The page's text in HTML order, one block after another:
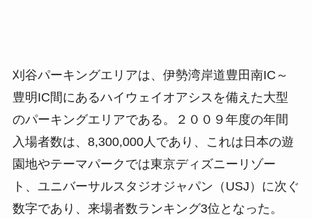
刈谷パーキングエリアは、伊勢湾岸道豊田南IC～
豊明IC間にあるハイウェイオアシスを備えた大型
のパーキングエリアである。２００９年度の年間
入場者数は、8,300,000人であり、これは日本の遊
園地やテーマパークでは東京ディズニーリゾー
ト、ユニバーサルスタジオジャパン（USJ）に次ぐ
数字であり、来場者数ランキング3位となった。